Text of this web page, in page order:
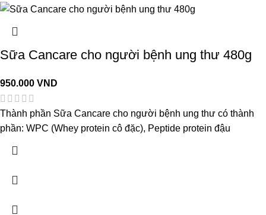
Sữa Cancare cho người bệnh ung thư 480g
950.000VND
Thành phần Sữa Cancare cho người bệnh ung thư có thành
phần: WPC (Whey protein cô đặc), Peptide protein đậu